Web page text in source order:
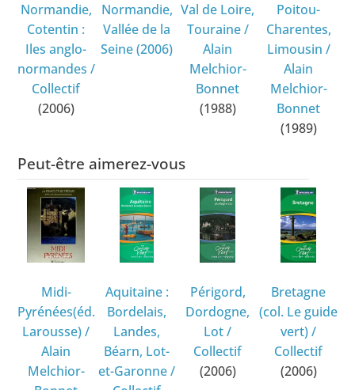
Normandie,
Cotentin :
Iles anglo-
normandes /
Collectif
(2006)
Normandie,
Vallée de la
Seine(2006)
Val de Loire,
Touraine/
Alain
Melchior-
Bonnet
(1988)
Poitou-
Charentes,
Limousin /
Alain
Melchior-
Bonnet
(1989)
Peut-être aimerez-vous
Midi-
Pyrénées(éd.
Larousse)/
Alain
Melchior-
Aquitaine :
Bordelais,
Landes,
Béarn, Lot-
et-Garonne/
Périgord,
Dordogne,
Lot/
Collectif
(2006)
Bretagne
(col. Le guide
vert)/
Collectif
(2006)